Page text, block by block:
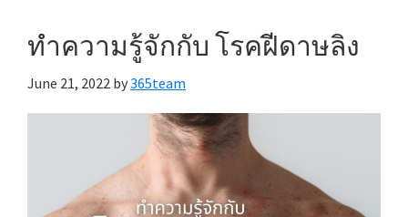
ทำความรู้จักกับ โรคฝีดาษลิง
June 21, 2022 by365team